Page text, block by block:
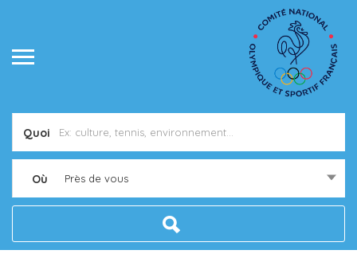
Quoi
Où Près de vous